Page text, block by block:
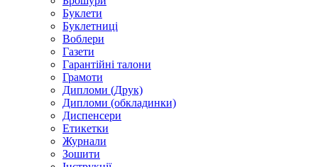
Буклети
Буклетниці
Воблери
Газети
Гарантійні талони
Грамоти
Дипломи (Друк)
Дипломи (обкладинки)
Диспенсери
Етикетки
Журнали
Зошити